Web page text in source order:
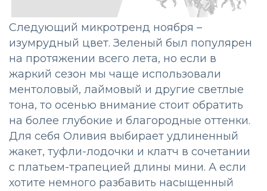
Следующий микротренд ноября –
изумрудный цвет. Зеленый был популярен
на протяжении всего лета, но если в
жаркий сезон мы чаще использовали
ментоловый, лаймовый и другие светлые
тона, то осенью внимание стоит обратить
на более глубокие и благородные оттенки.
Для себя Оливия выбирает удлиненный
жакет, туфли-лодочки и клатч в сочетании
с платьем-трапецией длины мини. А если
хотите немного разбавить насыщенный